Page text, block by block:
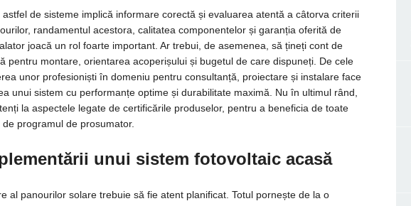
astfel de sisteme implică informare corectă și evaluarea atentă a câtorva criterii
randamentul acestora, calitatea componentelor și garanția oferită de
joacă un rol foarte important. Ar trebui, de asemenea, să țineți cont de
pentru montare, orientarea acoperișului și bugetul de care dispuneți. De cele
unor profesioniști în domeniu pentru consultanță, proiectare și instalare face
unui sistem cu performanțe optime și durabilitate maximă. Nu în ultimul rând,
la aspectele legate de certificările produselor, pentru a beneficia de toate
programul de prosumator.
unui sistem fotovoltaic acasă
al panourilor solare trebuie să fie atent planificat. Totul pornește de la o